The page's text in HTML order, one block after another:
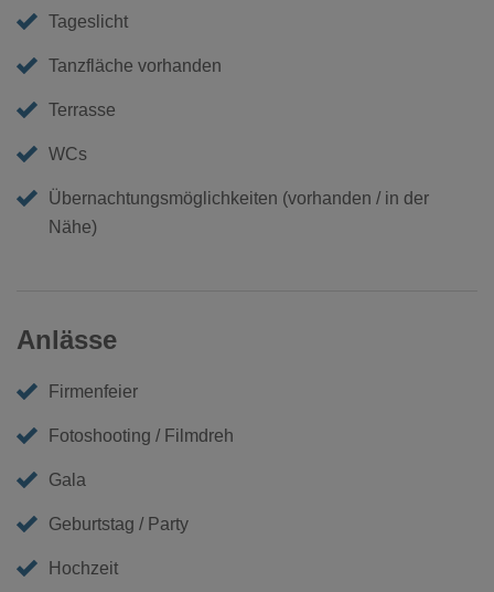
Tageslicht
Tanzfläche vorhanden
Terrasse
WCs
Übernachtungsmöglichkeiten (vorhanden / in der
Nähe)
Anlässe
Firmenfeier
Fotoshooting / Filmdreh
Gala
Geburtstag / Party
Hochzeit